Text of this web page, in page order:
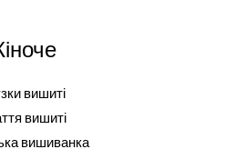
вишиті
вишиті
вишиванка